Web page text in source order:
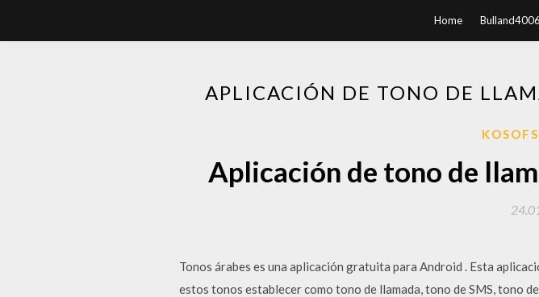
Home
APLICACIÓN DE TONO DE
Aplicación de tono de
Tonos árabes es una aplicación gratuita para Android . Esta
estos tonos establecer como tono de llamada, tono de SMS, tono